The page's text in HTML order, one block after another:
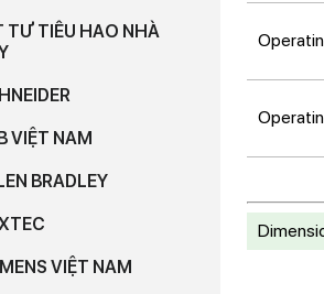
TƯ TIÊU HAO NHÀ
VIỆT NAM
BRADLEY
VIỆT NAM